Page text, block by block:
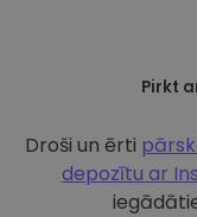
Pirkt
Droši un ērti
depozītu ar